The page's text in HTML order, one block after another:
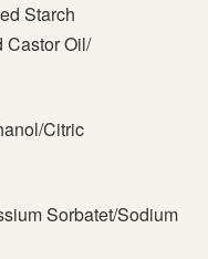
Starch
Castor Oil/
Citric
Sorbatet/Sodium